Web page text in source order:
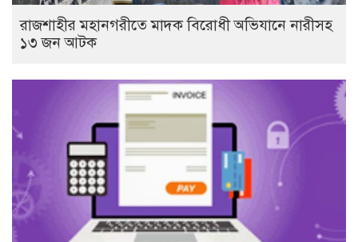
রাজশাহীর মহানগরীতে মাদক বিরোধী অভিযানে নারীসহ
১৩ জন আটক